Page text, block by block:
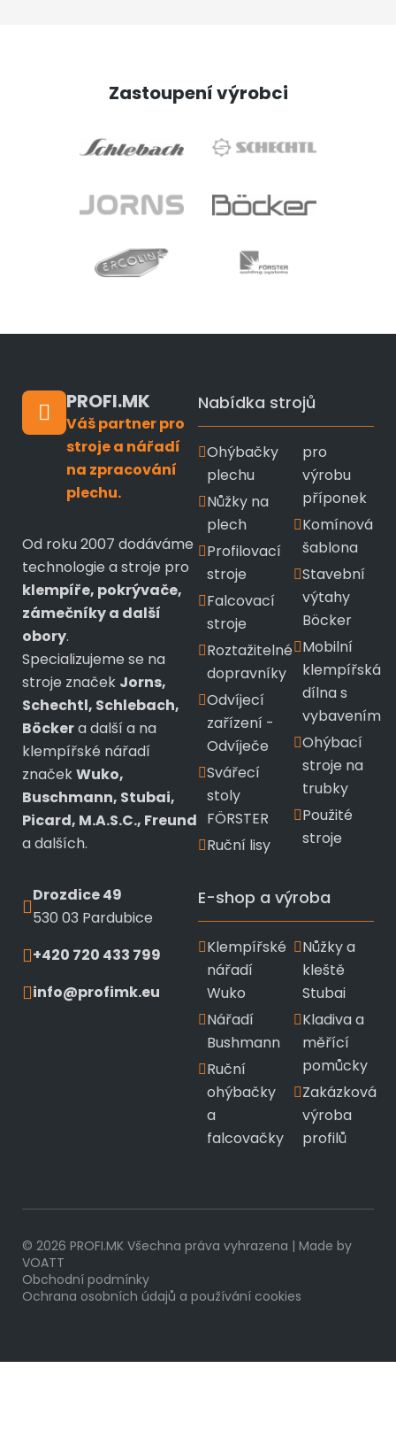
Zastoupení výrobci
PROFI.MK
Váš partner pro
stroje a nářadí
na zpracování
plechu.
Od roku 2007 dodáváme
technologie a stroje pro
klempíře, pokrývače,
zámečníky a další
obory.
Specializujeme se na
stroje značek Jorns,
Schechtl, Schlebach,
Böckera další a na
klempířské nářadí
značekWuko,
Buschmann, Stubai,
Picard, M.A.S.C., Freund
a dalších.
Drozdice 49
530 03 Pardubice
+420 720 433 799
info@profimk.eu
Nabídka strojů
Ohýbačky
plechu
Nůžky na
plech
Profilovací
stroje
Falcovací
stroje
Roztažitelné
dopravníky
Odvíjecí
zařízení -
Odvíječe
Svářecí
stoly
FÖRSTER
Ruční lisy
pro
výrobu
příponek
Komínová
šablona
Stavební
výtahy
Böcker
Mobilní
klempířská
dílna s
vybavením
Ohýbací
stroje na
trubky
Použité
stroje
E-shop a výroba
Klempířské
nářadí
Wuko
Nářadí
Bushmann
Ruční
ohýbačky
a
falcovačky
Nůžky a
kleště
Stubai
Kladiva a
měřící
pomůcky
Zakázková
výroba
profilů
© 2026 PROFI.MK Všechna práva vyhrazena | Made by
VOATT
Obchodní podmínky
Ochrana osobních údajů a používání cookies